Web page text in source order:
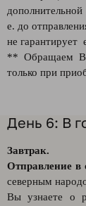
е. до
не гарантирует
** Обращаем
только при
День 6: В
Завтрак.
Отправление в
северным
Вы узнаете о